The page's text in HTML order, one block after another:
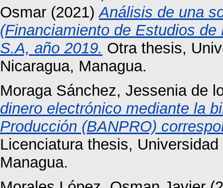
Osmar (2021)Análisis de una
(Financiamiento de Estudios
S.A, año 2019. Otra thesis,
Nicaragua, Managua.
Moraga Sánchez, Jessenia de
dinero electrónico mediante la
Producción (BANPRO)
Licenciatura thesis,
Managua.